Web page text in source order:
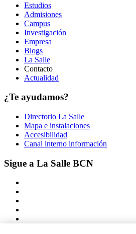
Estudios
Admisiones
Campus
Investigación
Empresa
Blogs
La Salle
Contacto
Actualidad
¿Te ayudamos?
Directorio La Salle
Mapa e instalaciones
Accesibilidad
Canal interno información
Sigue a La Salle BCN